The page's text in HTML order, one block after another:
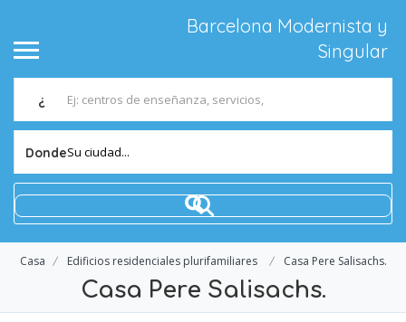
Barcelona Modernista y
Singular
¿
DondeSu ciudad...
Casa Edificios residenciales plurifamiliares Casa Pere Salisachs.
Casa Pere Salisachs.